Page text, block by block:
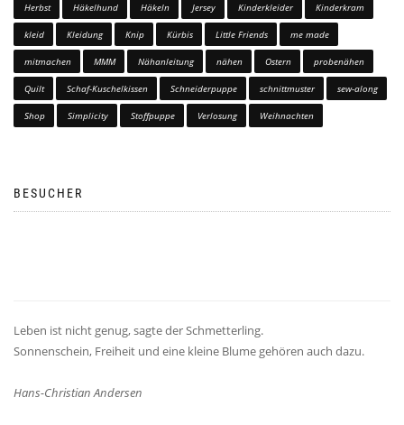
Herbst Häkelhund Häkeln Jersey Kinderkleider Kinderkram
kleid Kleidung Knip Kürbis Little Friends me made
mitmachen MMM Nähanleitung nähen Ostern probenähen
Quilt Schaf-Kuschelkissen Schneiderpuppe schnittmuster sew-along
Shop Simplicity Stoffpuppe Verlosung Weihnachten
BESUCHER
Leben ist nicht genug, sagte der Schmetterling.
Sonnenschein, Freiheit und eine kleine Blume gehören auch dazu.
Hans-Christian Andersen